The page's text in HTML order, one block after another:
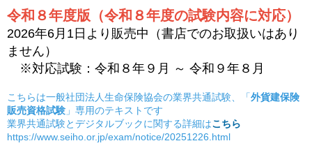
令和８年度版（令和８年度の試験内容に対応）
2026年6月1日より販売中 （書店でのお取扱いはあり
ません）
※対応試験：令和８年９月 ～ 令和９年８月
こちらは一般社団法人生命保険協会の業界共通試験、「外貨建保険
販売資格試験 」専用のテキストです
業界共通試験とデジタルブックに関する詳細はこちら
https://www.seiho.or.jp/exam/notice/20251226.html